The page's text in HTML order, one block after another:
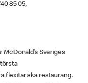
85 05,
Sveriges
flexitariska restaurang.